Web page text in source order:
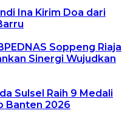
Ina Kirim Doa dari
Soppeng Riaja
Sinergi Wujudkan
Sulsel Raih 9 Medali
Banten 2026